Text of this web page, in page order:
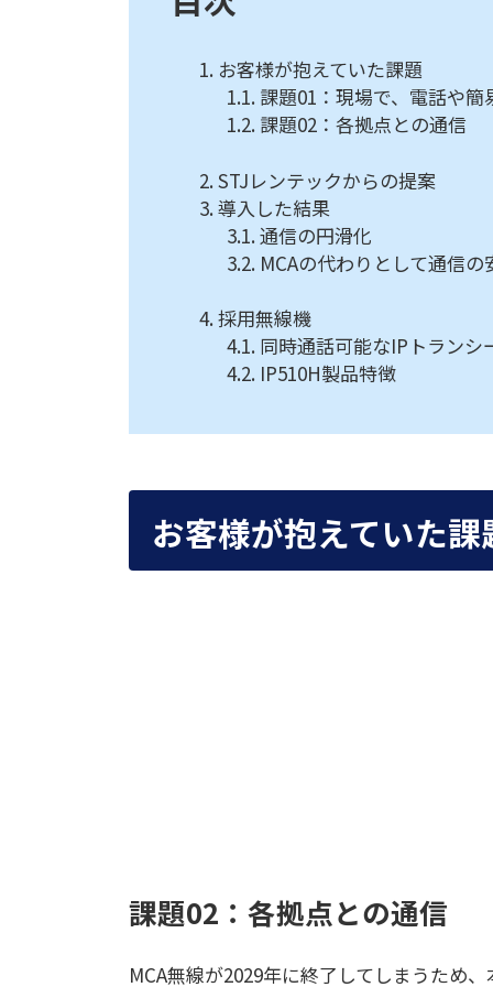
お客様が抱えていた課題
課題01：現場で、電話や
課題02：各拠点との通信
STJレンテックからの提案
導入した結果
通信の円滑化
MCAの代わりとして通信
採用無線機
同時通話可能なIPトランシ
IP510H製品特徴
お客様が抱えていた課
課題02：各拠点との通信
MCA無線が2029年に終了してしまうため